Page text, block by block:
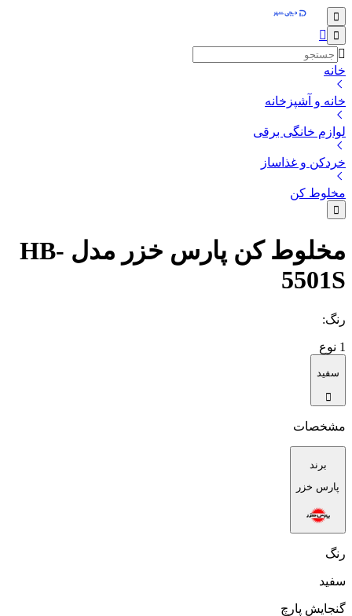
خانه
خانه و آشپزخانه
لوازم خانگی برقی
خردکن و غذاساز
مخلوط کن
مخلوط کن پارس خزر مدل HB-
5501S
رنگ:
1 نوع
سفید
مشخصات
برند
پارس خزر
رنگ
سفید
گنجایش پارچ